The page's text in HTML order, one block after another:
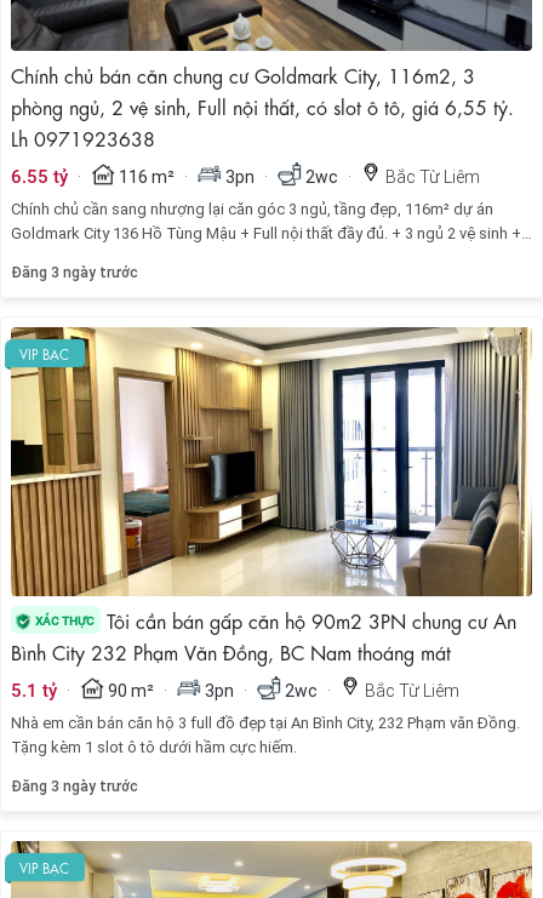
Chính chủ bán căn chung cư Goldmark City, 116m2, 3
phòng ngủ, 2 vệ sinh, Full nội thất, có slot ô tô, giá 6,55 tỷ.
Lh 0971923638
6.55 tỷ · 116 m² · 3pn · 2wc · Bắc Từ Liêm
Chính chủ cần sang nhượng lại căn góc 3 ngủ, tầng đẹp, 116m² dự án
Goldmark City 136 Hồ Tùng Mậu + Full nội thất đầy đủ. + 3 ngủ 2 vệ sinh +
Đăng 3 ngày trước
VIP BẠC
XÁC THỰC
Tôi cần bán gấp căn hộ 90m2 3PN chung cư An
Bình City 232 Phạm Văn Đồng, BC Nam thoáng mát
5.1 tỷ · 90 m² · 3pn · 2wc · Bắc Từ Liêm
Nhà em cần bán căn hộ 3 full đồ đẹp tại An Bình City, 232 Phạm văn Đồng.
Tặng kèm 1 slot ô tô dưới hầm cực hiếm.
Đăng 3 ngày trước
VIP BẠC